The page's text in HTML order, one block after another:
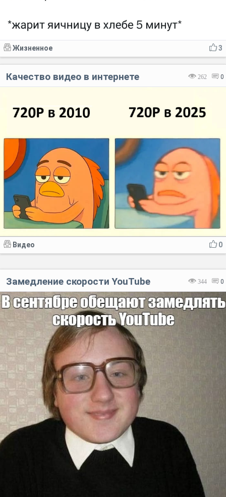
3
Жизненное
262 0
Качество видео в интернете
0
Видео
344 0
Замедление скорости YouTube